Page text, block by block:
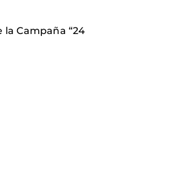
Campaña “24